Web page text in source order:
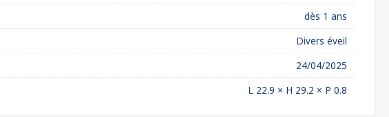
dès 1 ans
Divers éveil
24/04/2025
L 22.9 × H 29.2 × P 0.8